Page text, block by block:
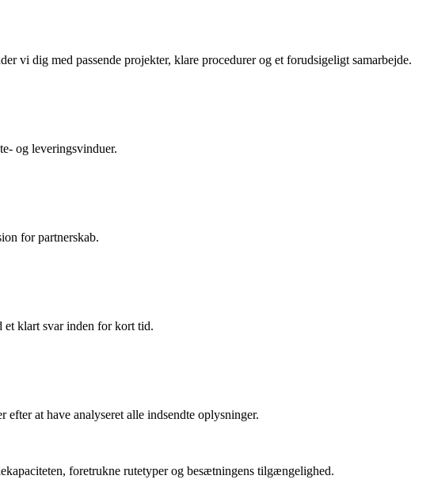
vi dig med passende projekter, klare procedurer og et forudsigeligt samarbejde.
og leveringsvinduer.
for partnerskab.
et klart svar inden for kort tid.
at have analyseret alle indsendte oplysninger.
foretrukne rutetyper og besætningens tilgængelighed.